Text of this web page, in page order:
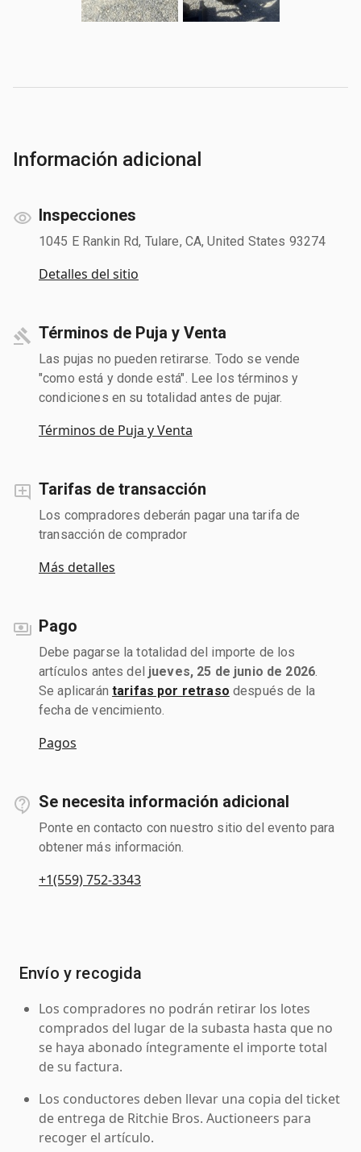
Información adicional
Inspecciones
1045 E Rankin Rd, Tulare, CA, United States 93274
Detalles del sitio
Términos de Puja y Venta
Las pujas no pueden retirarse. Todo se vende
"como está y donde está". Lee los términos y
condiciones en su totalidad antes de pujar.
Términos de Puja y Venta
Tarifas de transacción
Los compradores deberán pagar una tarifa de
transacción de comprador
Más detalles
Pago
Debe pagarse la totalidad del importe de los
artículos antes del jueves, 25 de junio de 2026
Se aplicarán tarifas por retraso después de la
fecha de vencimiento.
Pagos
Se necesita información adicional
Ponte en contacto con nuestro sitio del evento para
obtener más información.
+1(559) 752-3343
Envío y recogida
Los compradores no podrán retirar los lotes
comprados del lugar de la subasta hasta que no
se haya abonado íntegramente el importe total
de su factura.
Los conductores deben llevar una copia del ticket
de entrega de Ritchie Bros. Auctioneers para
recoger el artículo.